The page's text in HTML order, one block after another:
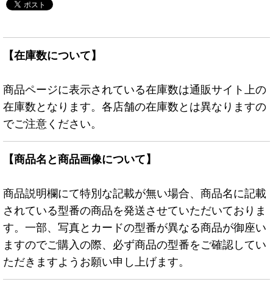
【在庫数について】
商品ページに表示されている在庫数は通販サイト上の
在庫数となります。各店舗の在庫数とは異なりますの
でご注意ください。
【商品名と商品画像について】
商品説明欄にて特別な記載が無い場合、商品名に記載
されている型番の商品を発送させていただいておりま
す。一部、写真とカードの型番が異なる商品が御座い
ますのでご購入の際、必ず商品の型番をご確認してい
ただきますようお願い申し上げます。